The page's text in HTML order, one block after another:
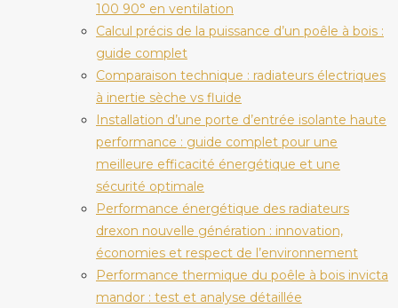
100 90° en ventilation
Calcul précis de la puissance d’un poêle à bois :
guide complet
Comparaison technique : radiateurs électriques
à inertie sèche vs fluide
Installation d’une porte d’entrée isolante haute
performance : guide complet pour une
meilleure efficacité énergétique et une
sécurité optimale
Performance énergétique des radiateurs
drexon nouvelle génération : innovation,
économies et respect de l’environnement
Performance thermique du poêle à bois invicta
mandor : test et analyse détaillée